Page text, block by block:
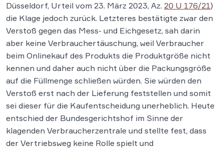
Düsseldorf, Urteil vom 23. März 2023, Az. 20 U 176/21)
die Klage jedoch zurück. Letzteres bestätigte zwar den
Verstoß gegen das Mess- und Eichgesetz, sah darin
aber keine Verbrauchertäuschung, weil Verbraucher
beim Onlinekauf des Produkts die Produktgröße nicht
kennen und daher auch nicht über die Packungsgröße
auf die Füllmenge schließen würden. Sie würden den
Verstoß erst nach der Lieferung feststellen und somit
sei dieser für die Kaufentscheidung unerheblich. Heute
entschied der Bundesgerichtshof im Sinne der
klagenden Verbraucherzentrale und stellte fest, dass
der Vertriebsweg keine Rolle spielt und